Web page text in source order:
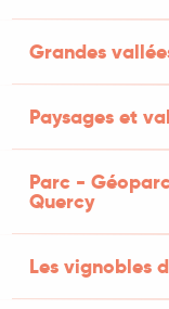
Grandes
Paysages et
Parc -
Quercy
Les vignobles
le village
endroit pour
villages
vous
dans le
un jardin